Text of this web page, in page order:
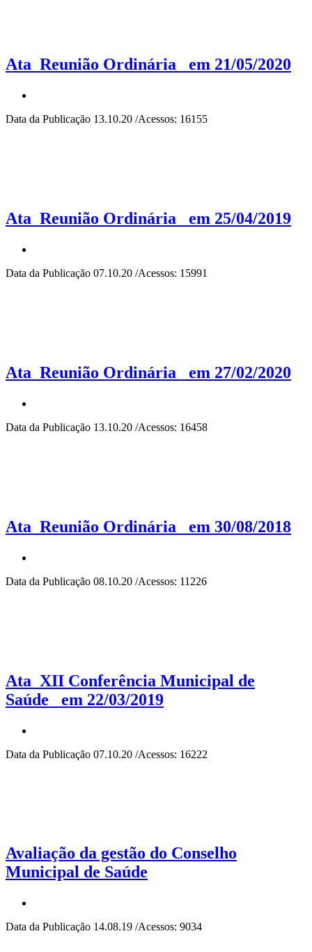
Ata_Reunião Ordinária_ em 21/05/2020
Data da Publicação 13.10.20 /Acessos: 16155
Ata_Reunião Ordinária_ em 25/04/2019
Data da Publicação 07.10.20 /Acessos: 15991
Ata_Reunião Ordinária_ em 27/02/2020
Data da Publicação 13.10.20 /Acessos: 16458
Ata_Reunião Ordinária_ em 30/08/2018
Data da Publicação 08.10.20 /Acessos: 11226
Ata_XII Conferência Municipal de
Saúde_ em 22/03/2019
Data da Publicação 07.10.20 /Acessos: 16222
Avaliação da gestão do Conselho
Municipal de Saúde
Data da Publicação 14.08.19 /Acessos: 9034